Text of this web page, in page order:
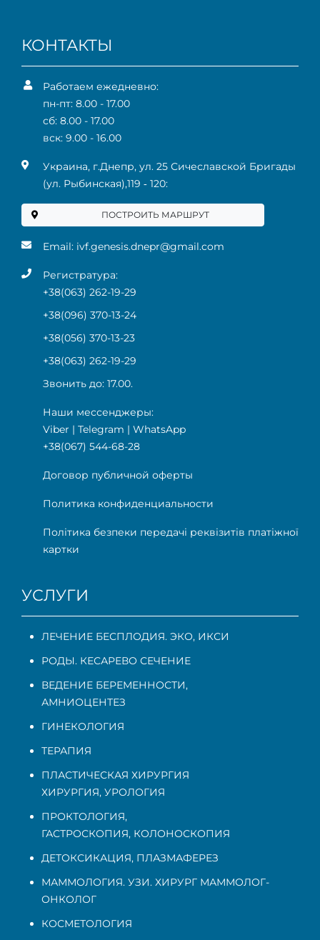
КОНТАКТЫ
Работаем ежедневно:
пн-пт: 8.00 - 17.00
сб: 8.00 - 17.00
вск: 9.00 - 16.00
Украина, г.Днепр, ул. 25 Сичеславской Бригады
(ул. Рыбинская),119 ‑ 120:
ПОСТРОИТЬ МАРШРУТ
Email: ivf.genesis.dnepr@gmail.com
Регистратура:
+38(063) 262-19-29
+38(096) 370-13-24
+38(056) 370-13-23
+38(063) 262-19-29
Звонить до: 17.00.
Наши мессенджеры:
Viber | Telegram | WhatsApp
+38(067) 544-68-28
Договор публичной оферты
Политика конфиденциальности
Політика безпеки передачі реквізитів платіжної
картки
УСЛУГИ
ЛЕЧЕНИЕ БЕСПЛОДИЯ. ЭКО, ИКСИ
РОДЫ. КЕСАРЕВО СЕЧЕНИЕ
ВЕДЕНИЕ БЕРЕМЕННОСТИ,
АМНИОЦЕНТЕЗ
ГИНЕКОЛОГИЯ
ТЕРАПИЯ
ПЛАСТИЧЕСКАЯ ХИРУРГИЯ
ХИРУРГИЯ, УРОЛОГИЯ
ПРОКТОЛОГИЯ,
ГАСТРОСКОПИЯ, КОЛОНОСКОПИЯ
ДЕТОКСИКАЦИЯ, ПЛАЗМАФЕРЕЗ
МАММОЛОГИЯ. УЗИ. ХИРУРГ МАММОЛОГ-
ОНКОЛОГ
КОСМЕТОЛОГИЯ